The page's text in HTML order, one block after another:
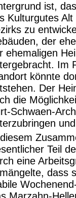
ist,
Kulturgutes
zu
der
ehemaligen
Im
könnte
Der
die
Schwaen-
Teil
eine
dass